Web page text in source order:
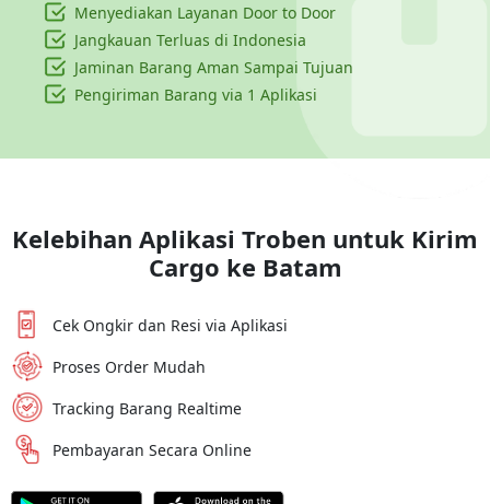
Menyediakan Layanan Door to Door
Jangkauan Terluas di Indonesia
Jaminan Barang Aman Sampai Tujuan
Pengiriman Barang via 1 Aplikasi
Kelebihan Aplikasi Troben untuk Kirim
Cargo ke Batam
Cek Ongkir dan Resi via Aplikasi
Proses Order Mudah
Tracking Barang Realtime
Pembayaran Secara Online